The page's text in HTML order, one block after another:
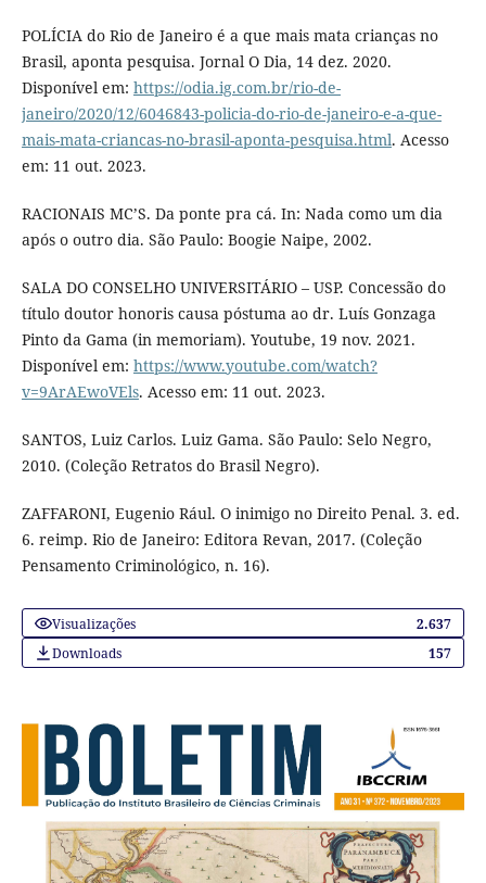
POLÍCIA do Rio de Janeiro é a que mais mata crianças no
Brasil, aponta pesquisa. Jornal O Dia, 14 dez. 2020.
Disponível em: https://odia.ig.com.br/rio-de-
janeiro/2020/12/6046843-policia-do-rio-de-janeiro-e-a-que-
mais-mata-criancas-no-brasil-aponta-pesquisa.html. Acesso
em: 11 out. 2023.
RACIONAIS MC’S. Da ponte pra cá. In: Nada como um dia
após o outro dia. São Paulo: Boogie Naipe, 2002.
SALA DO CONSELHO UNIVERSITÁRIO – USP. Concessão do
título doutor honoris causa póstuma ao dr. Luís Gonzaga
Pinto da Gama (in memoriam). Youtube, 19 nov. 2021.
Disponível em: https://www.youtube.com/watch?
v=9ArAEwoVEls. Acesso em: 11 out. 2023.
SANTOS, Luiz Carlos. Luiz Gama. São Paulo: Selo Negro,
2010. (Coleção Retratos do Brasil Negro).
ZAFFARONI, Eugenio Rául. O inimigo no Direito Penal. 3. ed.
6. reimp. Rio de Janeiro: Editora Revan, 2017. (Coleção
Pensamento Criminológico, n. 16).
Visualizações
2.637
Downloads
157